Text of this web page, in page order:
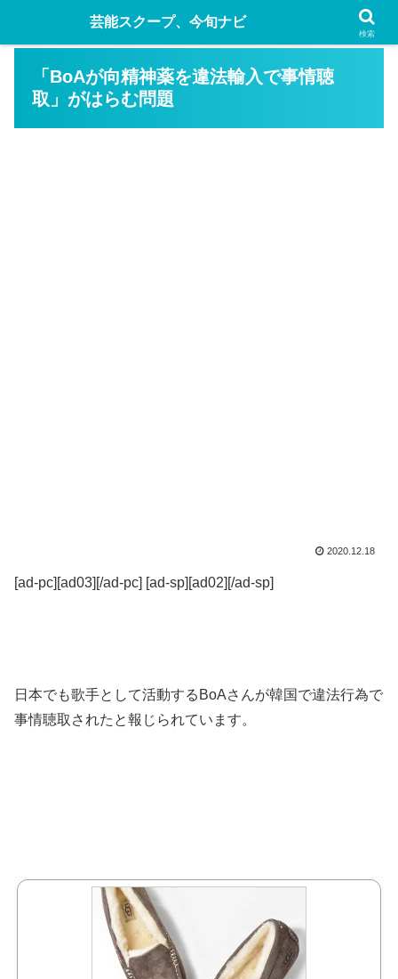
「BoAが向精神薬を違法輸入で事情聴
取」がはらむ問題
2020.12.18
[ad-pc][ad03][/ad-pc] [ad-sp][ad02][/ad-sp]
日本でも歌手として活動するBoAさんが韓国で違法行為で
事情聴取されたと報じられています。
芸能スクープ、今旬ナビ
検索